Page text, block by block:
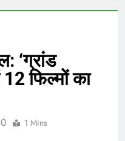
‘ग्रांड
12 फिल्मों का
0 1 Mins